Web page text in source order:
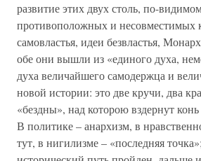
развитие этих двух столь, по-
противоположных и несовместимых
самовластья, идеи безвластья,
обе они вышли из «единого духа,
духа величайшего самодержца и
новой истории: это две кручи, два
«бездны», над которою вздернут
В политике – анархизм, в
тут, в нигилизме – «последняя